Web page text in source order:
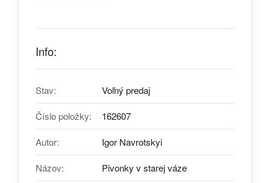
Info:
Stav: Voľný predaj
Číslo položky: 162607
Autor: Igor Navrotskyi
Názov: Pivonky v starej váze